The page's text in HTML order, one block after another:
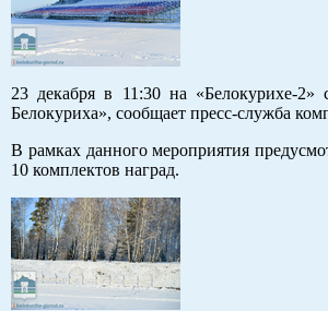
23 декабря в 11:30 на «Белокурихе-
Белокуриха», сообщает пресс-служба
В рамках данного мероприятия
10 комплектов наград.